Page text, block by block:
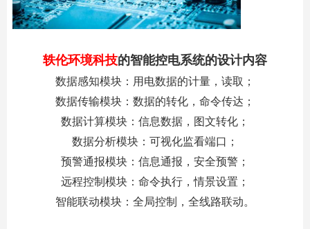
轶伦环境科技的智能控电系统的设计内容
数据感知模块：用电数据的计量，读取；
数据传输模块：数据的转化，命令传达；
数据计算模块：信息数据，图文转化；
数据分析模块：可视化监看端口；
预警通报模块：信息通报，安全预警；
远程控制模块：命令执行，情景设置；
智能联动模块：全局控制，全线路联动。